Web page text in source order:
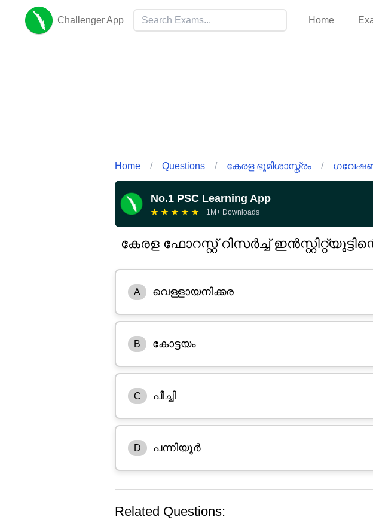
Challenger App Home
Home / Questions / കേരള ഭൂമിശാസ്ത്രം /
No.1 PSC Learning App
★ ★ ★ ★ ★ 1M+ Downloads
കേരള ഫോറസ്റ്റ് റിസർച്ച്
A വെള്ളായനിക്കര
B കോട്ടയം
C പീച്ചി
D പന്നിയൂർ
Related Questions: